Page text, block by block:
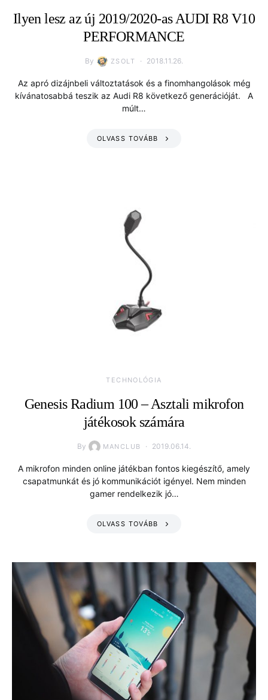
Ilyen lesz az új 2019/2020-as AUDI R8 V10
PERFORMANCE
By ZSOLT 2018.11.26.
Az apró dizájnbeli változtatások és a finomhangolások még
kívánatosabbá teszik az Audi R8 következő generációját. A
múlt…
OLVASS TOVÁBB
TECHNOLÓGIA
Genesis Radium 100 – Asztali mikrofon
játékosok számára
By MANCLUB 2019.06.14.
A mikrofon minden online játékban fontos kiegészítő, amely
csapatmunkát és jó kommunikációt igényel. Nem minden
gamer rendelkezik jó…
OLVASS TOVÁBB